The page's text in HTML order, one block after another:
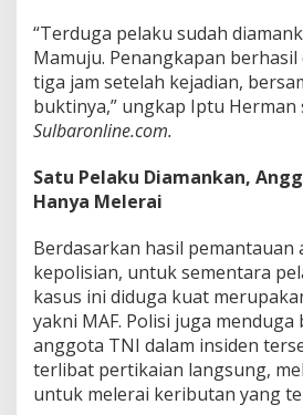
y
a
n
g
T
s
n
W
a
r
g
a
d
n
“Terduga pelaku sudah
Mamuju. Penangkapan
tiga jam setelah kejadian,
buktinya,” ungkap Iptu
Sulbaronline.com.
Satu Pelaku Diamankan,
Hanya Melerai
Berdasarkan hasil pemantauan
kepolisian, untuk sementara
kasus ini diduga kuat
yakni MAF. Polisi juga
anggota TNI dalam insiden
terlibat pertikaian langsung,
untuk melerai keributan yang